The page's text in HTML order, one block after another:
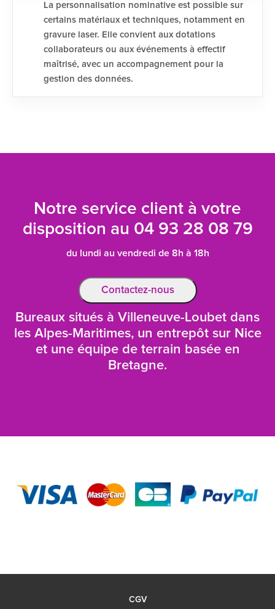
La personnalisation nominative est possible sur
certains matériaux et techniques, notamment en
gravure laser. Elle convient aux dotations
collaborateurs ou aux événements à effectif
maîtrisé, avec un accompagnement pour la
gestion des données.
Notre service client à votre
disposition au 04 93 28 08 79
du lundi au vendredi de 8h à 18h
Contactez-nous
Bureaux situés à Villeneuve-Loubet dans
les Alpes-Maritimes, un entrepôt sur Nice
et une équipe de terrain basée en
Bretagne.
CGV